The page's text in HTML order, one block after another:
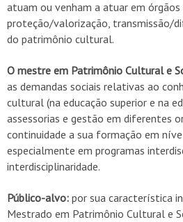
atuam ou venham a atuar em
proteção/valorização, transmissão/
do patrimônio cultural.
O mestre em Patrimônio Cultural e
as demandas sociais relativas ao
cultural (na educação superior e na
assessorias e gestão em diferentes
continuidade a sua formação em
especialmente em programas
interdisciplinaridade.
Público-alvo: por sua característica
Mestrado em Patrimônio Cultural e